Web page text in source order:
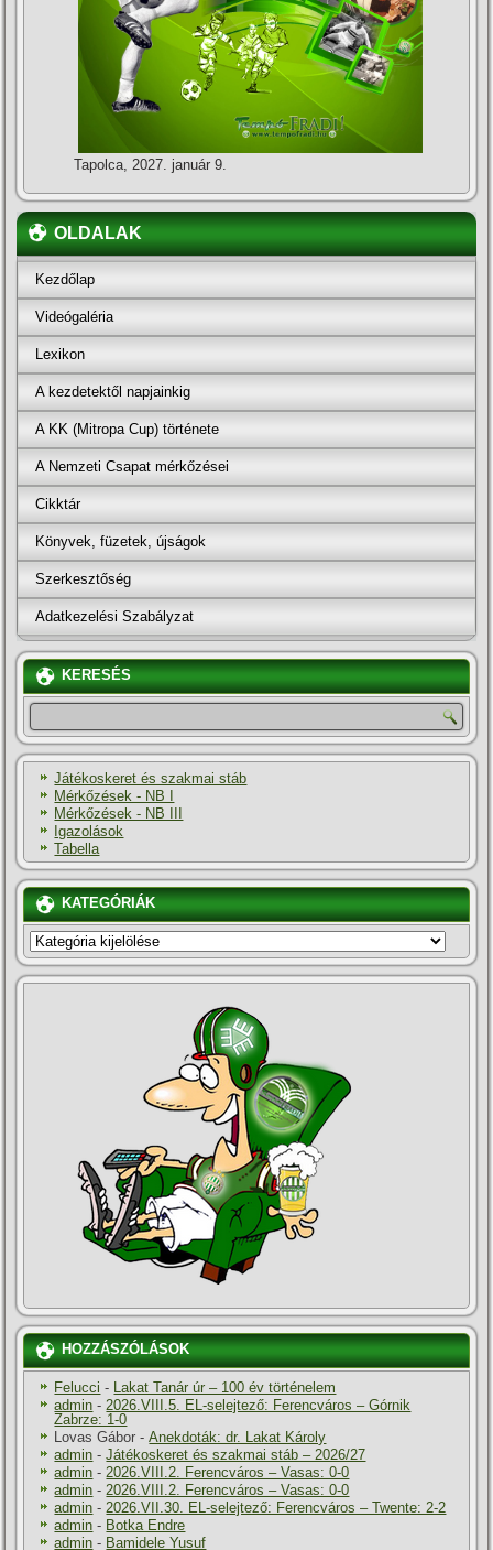
Tapolca, 2027. január 9.
OLDALAK
Kezdőlap
Videógaléria
Lexikon
A kezdetektől napjainkig
A KK (Mitropa Cup) története
A Nemzeti Csapat mérkőzései
Cikktár
Könyvek, füzetek, újságok
Szerkesztőség
Adatkezelési Szabályzat
KERESÉS
Játékoskeret és szakmai stáb
Mérkőzések - NB I
Mérkőzések - NB III
Igazolások
Tabella
KATEGÓRIÁK
KATEGÓRIÁK
HOZZÁSZÓLÁSOK
Felucci -
Lakat Tanár úr – 100 év történelem
admin - 2026.VIII.5. EL-selejtező: Ferencváros – Górnik
Zabrze: 1-0
Lovas Gábor -Anekdoták: dr. Lakat Károly
admin -Játékoskeret és szakmai stáb – 2026/27
admin - 2026.VIII.2. Ferencváros – Vasas: 0-0
admin - 2026.VIII.2. Ferencváros – Vasas: 0-0
admin - 2026.VII.30. EL-selejtező: Ferencváros – Twente: 2-2
admin - Botka Endre
admin - Bamidele Yusuf